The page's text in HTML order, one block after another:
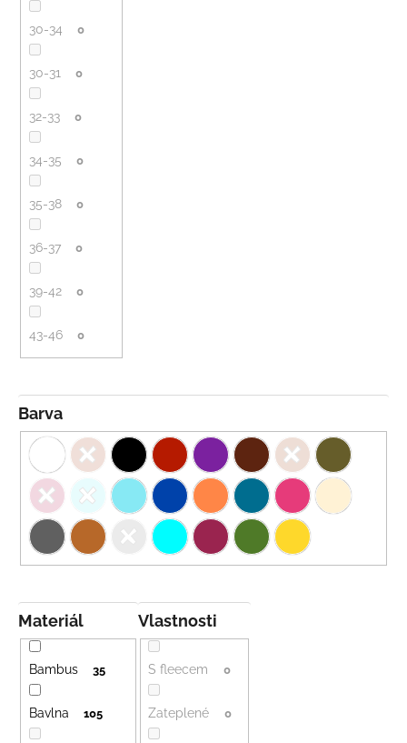
Barva
Materiál
Bambus 35
Bavlna 105
30-34 0
30-31 0
32-33 0
34-35 0
35-38 0
36-37 0
39-42 0
43-46 0
Vlastnosti
S fleecem 0
Zateplené 0